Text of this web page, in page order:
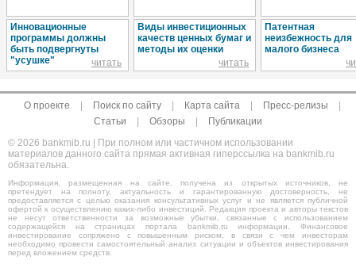
Инновационные
программы должны
быть подвергнуты
"усушке"
читать
Виды инвестиционных
качеств ценных бумаг и
методы их оценки
читать
Патентная
неизбежность для
малого бизнеса
О проекте | Поиск по сайту | Карта сайта | Пресс-релизы
|
Статьи
| Обзоры |
Публикации
© 2026 bankmib.ru | При полном или частичном использовании
материалов данного сайта прямая активная гиперссылка на bankmib.ru
обязательна.
Информация, размещенная на сайте, получена из открытых источников, не
претендует на полноту, актуальность и гарантированную достоверность, не
предоставляется с целью оказания консультативных услуг и не является публичной
офертой к осуществлению каких-либо инвестиций. Редакция проекта и авторы текстов
не несут ответственности за возможные убытки, связанные с использованием
содержащейся на страницах портала bankmib.ru информации. Финансовое
инвестирование сопряжено с повышенным риском, в связи с чем инвесторам
необходимо провести самостоятельный анализ ситуации и объектов инвестирования
перед вложением средств.